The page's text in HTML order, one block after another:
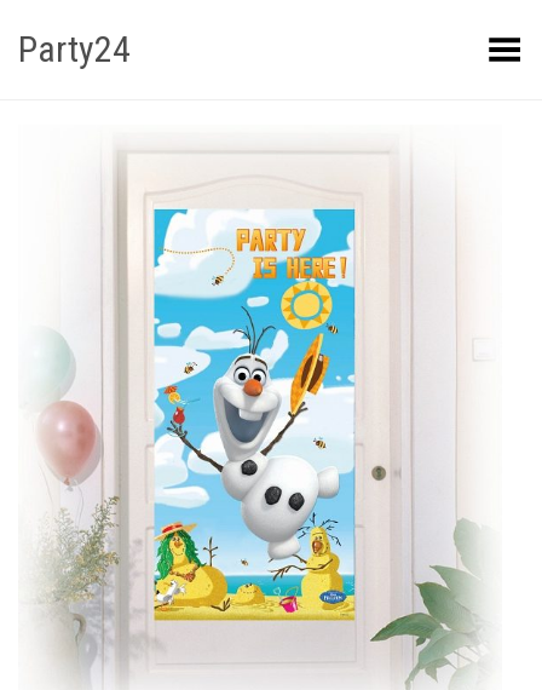
Party24 Kuva menüü